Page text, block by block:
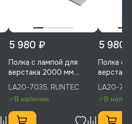
5 980 ₽
Полка с лампой для
верстака 2000 мм
(светло-серый), RUNTEC,
LA20-7035
LA20-7035, RUNTEC
В наличии
5 980
Полка с
LA20-
В